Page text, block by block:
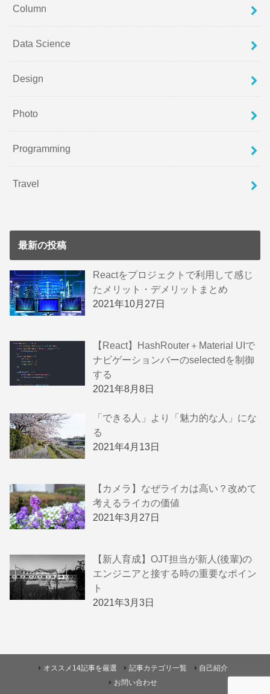
Column
Data Science
Design
Photo
Programming
Travel
最新の投稿
Reactをプロジェクトで利用して感じ
たメリット・デメリットまとめ
2021年10月27日
【React】HashRouter＋Material UIで
ナビゲーションバーのselectedを制御
する
2021年8月8日
「できる人」より「魅力的な人」にな
る
2021年4月13日
【カメラ】なぜライカは高い？改めて
考えるライカの価値
2021年3月27日
【新人育成】OJT担当が新人(後輩)の
エンジニアと接する時の重要なポイン
ト
2021年3月3日
オススメ14記事を厳選 記事カテゴリ一覧
自己紹介
お問い合わせ